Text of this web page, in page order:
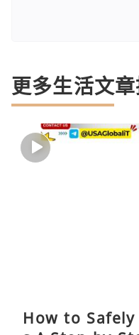
更多生活文
How to